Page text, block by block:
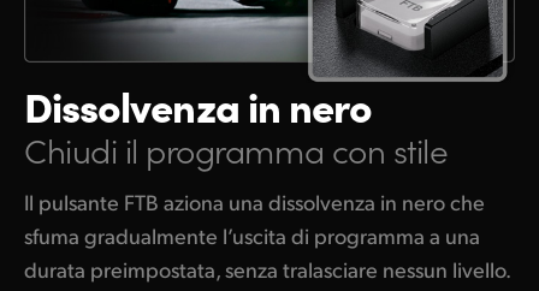
Dissolvenza in nero
Chiudi il programma con stile
Il pulsante FTB aziona una dissolvenza in nero che
sfuma gradualmente l’uscita di programma a una
durata preimpostata, senza tralasciare nessun livello.